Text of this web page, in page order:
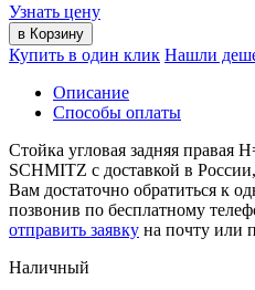
Узнать цену
Купить в один клик Нашли
Описание
Способы оплаты
Стойка угловая задняя правая
SCHMITZ с доставкой в
Вам достаточно обратиться к
позвонив по бесплатному
отправить заявку на почту или
Наличный